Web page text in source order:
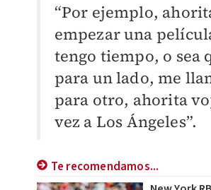
“Por ejemplo,
empezar una
tengo tiempo, o sea
para un lado, me
para otro, ahorita
vez a Los Ángeles”.
Te recomendamos...